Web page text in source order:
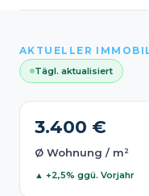
AKTUELLER
Tägl. aktualisiert
3.400 €
Ø Wohnung / m²
▲ +2,5% ggü. Vorjahr